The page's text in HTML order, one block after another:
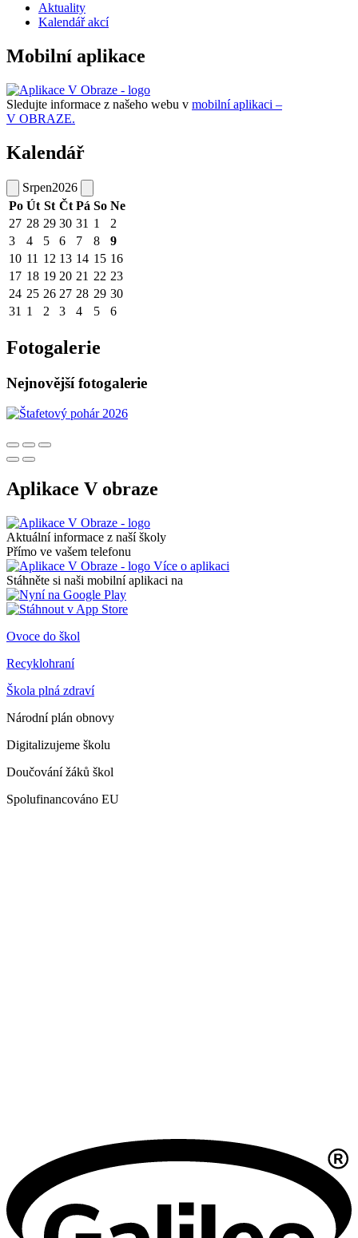
Aktuality
Kalendář akcí
Mobilní aplikace
Sledujte informace z našeho webu v mobilní aplikaci –
V OBRAZE.
Kalendář
Srpen2026
Po Út St Čt Pá So Ne
27 28 29 30 31 1
2
3
4 5 6 7 8
9
10 11 12 13 14 15 16
17 18 19 20 21 22 23
24 25 26 27 28 29 30
31 1 2 3 4 5 6
Fotogalerie
Nejnovější fotogalerie
Aplikace V obraze
Aktuální informace z naší školy
Přímo ve vašem telefonu
Více o aplikaci
Stáhněte si naši mobilní aplikaci na
Ovoce do škol
Recyklohraní
Škola plná zdraví
Národní plán obnovy
Digitalizujeme školu
Doučování žáků škol
Spolufinancováno EU